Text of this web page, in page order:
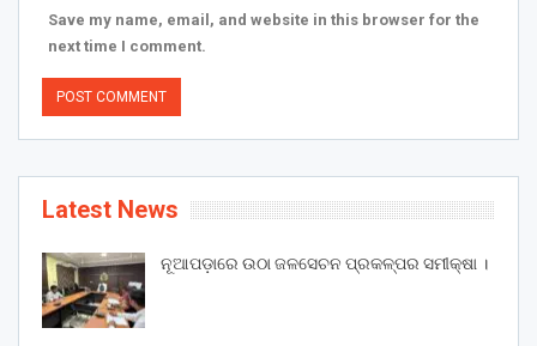
Save my name, email, and website in this browser for the
next time I comment.
Latest News
ନୂଆପଡ଼ାରେ ଉଠା ଜଳସେଚନ ପ୍ରକଳ୍ପର ସମୀକ୍ଷା ।